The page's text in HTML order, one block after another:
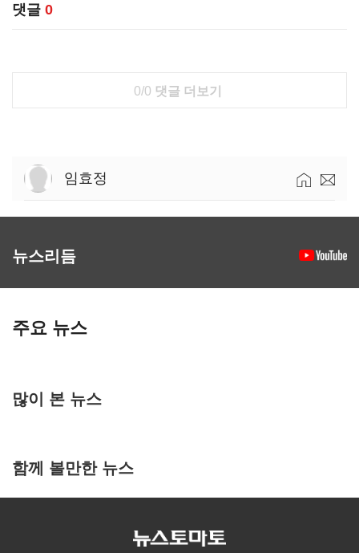
댓글 0
0/0 댓글 더보기
임효정
뉴스리듬
주요 뉴스
많이 본 뉴스
함께 볼만한 뉴스